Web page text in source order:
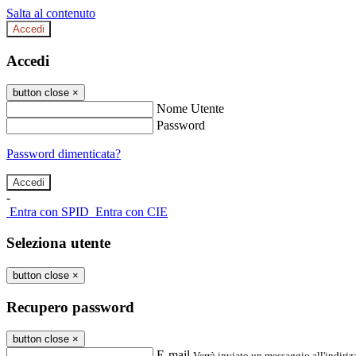
Salta al contenuto
Accedi
Accedi
button close ×
Nome Utente
Password
Password dimenticata?
-
Entra con SPID Entra con CIE
Seleziona utente
button close ×
Recupero password
button close ×